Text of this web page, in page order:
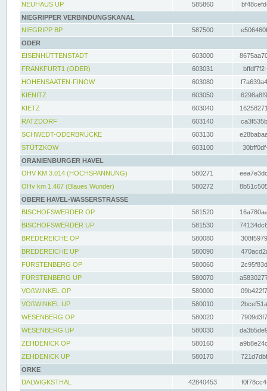
NEUHAUS UP
585860
NIEGRIPPER VERBINDUNGSKANAL
NIEGRIPP BP
587500
ODER
EISENHÜTTENSTADT
603000
FRANKFURT1 (ODER)
603031
HOHENSAATEN-FINOW
603080
KIENITZ
603050
KIETZ
603040
RATZDORF
603140
SCHWEDT-ODERBRÜCKE
603130
STÜTZKOW
603100
ORANIENBURGER HAVEL
OHV KM 3.014 (HOCHSPANNUNG)
580271
OHv km 1.467 (Blaues Wunder)
580272
OBERE HAVEL-WASSERSTRASSE
BISCHOFSWERDER OP
581520
BISCHOFSWERDER UP
581530
BREDEREICHE OP
580080
BREDEREICHE UP
580090
FÜRSTENBERG OP
580060
FÜRSTENBERG UP
580070
VOßWINKEL OP
580000
VOßWINKEL UP
580010
WESENBERG OP
580020
WESENBERG UP
580030
ZEHDENICK OP
580160
ZEHDENICK UP
580170
ORKE
DALWIGKSTHAL
42840453